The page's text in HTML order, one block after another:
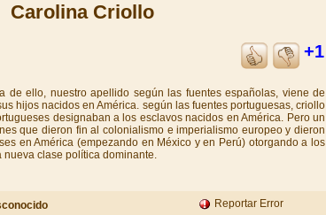
Carolina Criollo
+1
de ello, nuestro apellido según las fuentes españolas, viene de
hijos nacidos en América. según las fuentes portuguesas, criollo
designaban a los esclavos nacidos en América. Pero un
que dieron fin al colonialismo e imperialismo europeo y dieron
en América (empezando en México y en Perú) otorgando a los
clase política dominante.
Reportar Error